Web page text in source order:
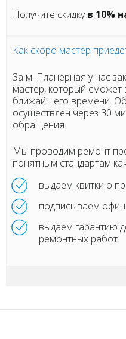
Получите скидкув 10%
Как скоро мастер
За м. Планерная у нас
мастер, который
ближайшего времени.
осуществлен через 30
обращения.
Мы проводим ремонт
понятным стандартам
выдаем квитки о
подписываем
выдаем гарантию
ремонтных работ.